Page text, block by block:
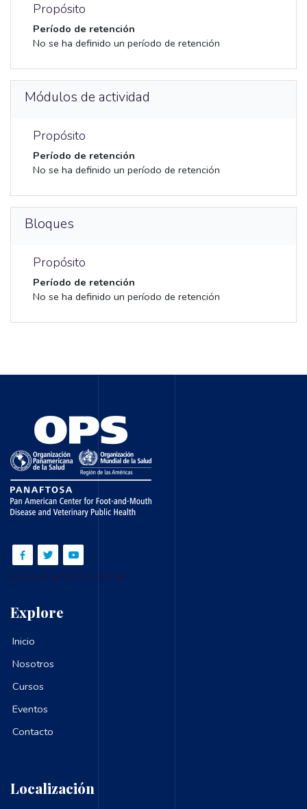
Propósito
Período de retención
No se ha definido un período de retención
Módulos de actividad
Propósito
Período de retención
No se ha definido un período de retención
Bloques
Propósito
Período de retención
No se ha definido un período de retención
Cambiar al tema estándar
Explore
Inicio
Nosotros
Cursos
Eventos
Contacto
Localización